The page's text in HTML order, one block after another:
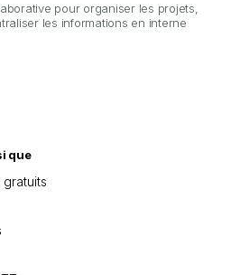
pour organiser les projets,
les informations en interne
que